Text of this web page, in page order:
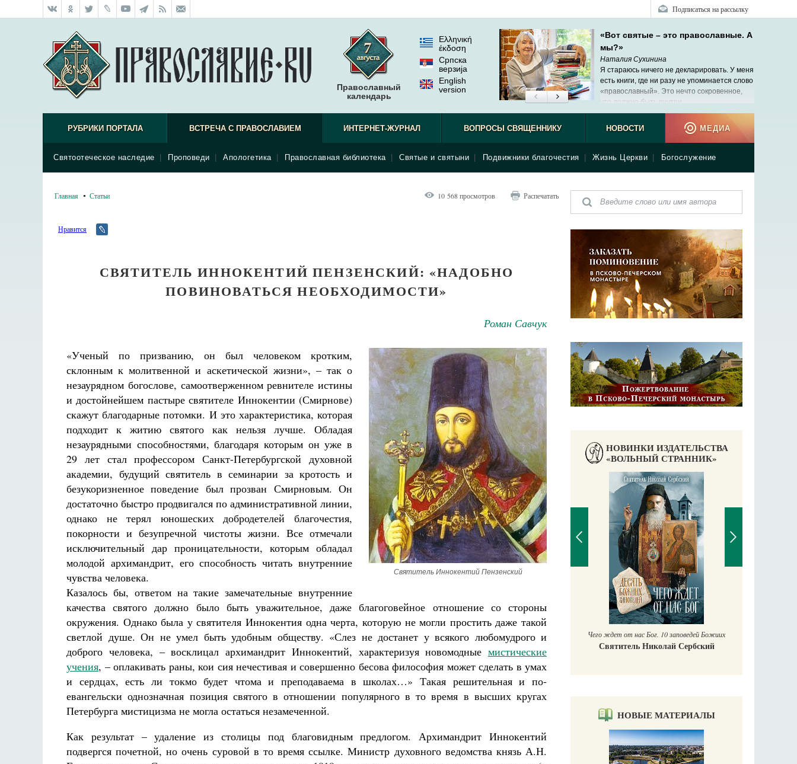
Подписаться на рассылку
Православный
календарь
Ελληνική
έκδοση
Српска
верзиjа
English
version
«Вот святые – это православные. А
мы?»
Наталия Сухинина
Я стараюсь ничего не декларировать. У меня
есть книги, где ни разу не упоминается слово
«православный». Это нечто сокровенное,
что должно быть внутри.
РУБРИКИ ПОРТАЛА ВСТРЕЧА С ПРАВОСЛАВИЕМ
Святоотеческое наследие Проповеди Апологетика Православная библиотека Святые и святыни Подвижники благочестия Жизнь Церкви Богослужение
ИНТЕРНЕТ-ЖУРНАЛ ВОПРОСЫ СВЯЩЕННИКУ НОВОСТИ МЕДИА
Главная Статьи 10 568 просмотров Распечатать
Нравится
СВЯТИТЕЛЬ ИННОКЕНТИЙ ПЕНЗЕНСКИЙ: «НАДОБНО
ПОВИНОВАТЬСЯ НЕОБХОДИМОСТИ»
Роман Савчук
Святитель Иннокентий Пензенский
«Ученый по призванию, он был человеком кротким,
склонным к молитвенной и аскетической жизни», – так о
незаурядном богослове, самоотверженном ревнителе истины
и достойнейшем пастыре святителе Иннокентии (Смирнове)
скажут благодарные потомки. И это характеристика, которая
подходит к житию святого как нельзя лучше. Обладая
незаурядными способностями, благодаря которым он уже в
29 лет стал профессором Санкт-Петербургской духовной
академии, будущий святитель в семинарии за кротость и
безукоризненное поведение был прозван Смирновым. Он
достаточно быстро продвигался по административной линии,
однако не терял юношеских добродетелей благочестия,
покорности и безупречной чистоты жизни. Все отмечали
исключительный дар проницательности, которым обладал
молодой архимандрит, его способность читать внутренние
чувства человека.
Казалось бы, ответом на такие замечательные внутренние
качества святого должно было быть уважительное, даже благоговейное отношение со стороны
окружения. Однако была у святителя Иннокентия одна черта, которую не могли простить даже такой
светлой душе. Он не умел быть удобным обществу. «Слез не достанет у всякого любомудрого и
доброго человека, – восклицал архимандрит Иннокентий, характеризуя новомодные мистические
учения, – оплакивать раны, кои сия нечестивая и совершенно бесова философия может сделать в умах
и сердцах, есть ли токмо будет чтома и преподаваема в школах…» Такая решительная и по-
евангельски однозначная позиция святого в отношении популярного в то время в высших кругах
Петербурга мистицизма не могла остаться незамеченной.
Как результат – удаление из столицы под благовидным предлогом. Архимандрит Иннокентий
подвергся почетной, но очень суровой в то время ссылке. Министр духовного ведомства князь А.Н.
НОВИНКИ ИЗДАТЕЛЬСТВА
«ВОЛЬНЫЙ СТРАННИК»
Разлуки не будет
Фредерика де Грааф Как найти своё место в жизни
Кирилл Мурышев
Великомученик Георгий Победоносец. Научись у
Роман Котов Чего ждет от нас Бог. 10 заповедей Божиих
Святитель Николай Сербский
НОВЫЕ МАТЕРИАЛЫ